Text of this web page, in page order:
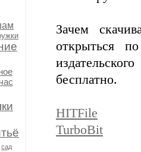
сад
Зачем
открыться
бесплатно.
HITFile
TurbоBit